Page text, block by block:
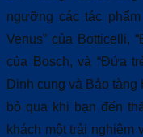
ngưỡng các tác
Venus” của Botticelli,
của Bosch, và “Đứa
Dinh cung và Bảo
bỏ qua khi bạn đến
khách một trải nghiệm